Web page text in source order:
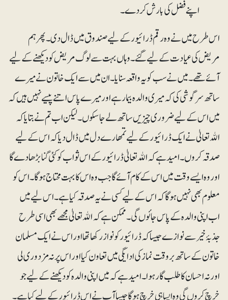
اپنے فضل کی بارش کردے۔
اس طرح میں نے وہ رقم ڈرائیور کے لیے صندوق میں ڈال دی۔ پھر ہم
مریض کی عیادت کے لیے گئے۔ وہاں بہت سے لوگ مریض کو دیکھنے کے لیے
آئے تھے۔ میں نے سب کو یہ واقعہ سنایا۔ ان میں سے ایک خاتون نے میرے
ساتھ سرگوشی کی کہ میری والدہ بیمار ہے اور میرے پاس اتنے پیسے نہیں ہیں کہ
میں اس کے لیے ضروری چیزیں ساتھ لے جاسکوں۔ لیکن اب تم نے بتایا کہ
اﷲ تعالیٰ نے ایک ڈرائیور کے لیے تمھارے دل میں ڈال دیا کہ اس کے لیے
صدقہ کروں۔ امید ہے کہ اﷲ تعالیٰ ڈرائیور کے اس ثواب کو کئی گنا بڑھادے گا
اور وہ ایسے وقت میں اس کے کام آئے گا جب وہ اس کا بہت محتاج ہوگا۔ اس کو
معلوم بھی نہیں ہوگا کہ اس کے لیے کسی نے یہ صدقہ کیا ہے۔ اس لیے میں
اب اپنی والدہ کے پاس جائوں گی۔ ممکن ہے کہ اﷲ تعالیٰ مجھے بھی اسی طرح
جذبۂ خیر سے نوازے جیسا کہ ڈرائیور کو نواز رکھا تھا اور اس نے ایک مسلمان
خاتون کے ساتھ بروقت نماز کی ادایگی میں تعاون کیا اور اس پر نہ مزدوری لی
اور نہ احسان کا طلب گار ہوا۔امید ہے کہ میں اپنی والدہ کو دیکھنے کے لیے جو
خرچ کروں گی وہ ایسا ہی خرچ ہوگا جیسا آپ نے اس ڈرائیور کے لیے کیا ہے۔